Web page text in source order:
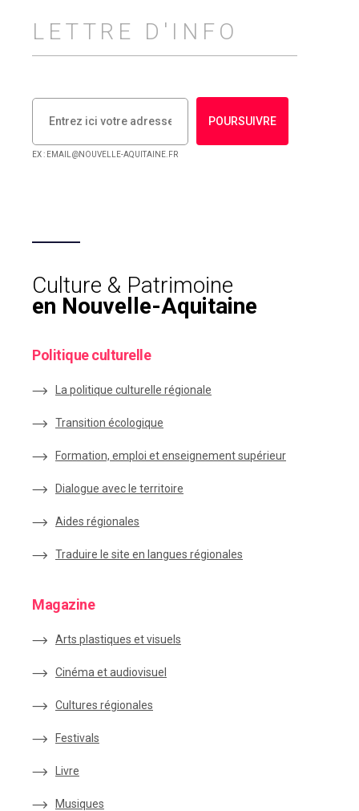
LETTRE D'INFO
POURSUIVRE
EX : EMAIL@NOUVELLE-AQUITAINE.FR
Culture & Patrimoine
en Nouvelle-Aquitaine
Politique culturelle
La politique culturelle régionale
Transition écologique
Formation, emploi et enseignement supérieur
Dialogue avec le territoire
Aides régionales
Traduire le site en langues régionales
Magazine
Arts plastiques et visuels
Cinéma et audiovisuel
Cultures régionales
Festivals
Livre
Musiques